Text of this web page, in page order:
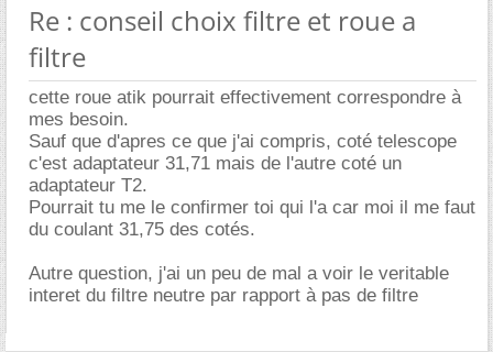
Re : conseil choix filtre et roue a
filtre
cette roue atik pourrait effectivement correspondre à
mes besoin.
Sauf que d'apres ce que j'ai compris, coté telescope
c'est adaptateur 31,71 mais de l'autre coté un
adaptateur T2.
Pourrait tu me le confirmer toi qui l'a car moi il me faut
du coulant 31,75 des cotés.
Autre question, j'ai un peu de mal a voir le veritable
interet du filtre neutre par rapport à pas de filtre